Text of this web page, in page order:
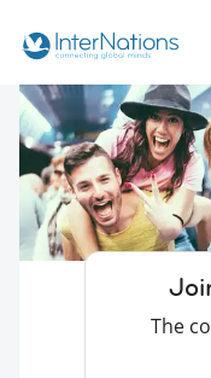
The